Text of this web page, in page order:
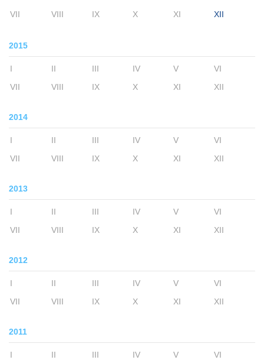
VII VIII IX X XI XII
2015
I II III IV V
VI
VII
VIII IX X XI XII
2014
I II III IV V
VI
VII
VIII IX X XI XII
2013
I II III IV V
VI
VII
VIII IX X XI XII
2012
I II III IV V
VI
VII
VIII IX X XI XII
2011
I II III IV V
VI